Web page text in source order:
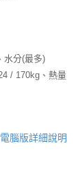
水分(最多)
/ 170kg、 熱量
腦版詳細說明